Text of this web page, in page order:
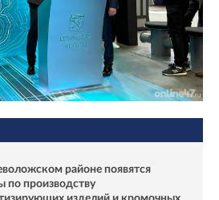
районе появятся
по производству